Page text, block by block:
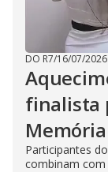
DO R7/16/07/2026
finalista
Participantes
combinam com